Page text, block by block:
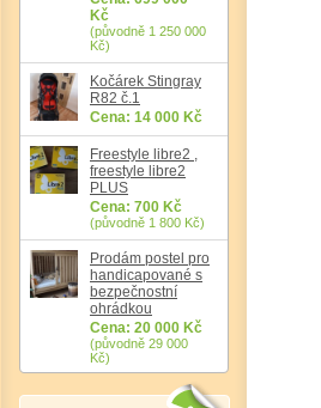
Kč
(původně 1 250 000
Kč)
Kočárek Stingray
R82 č.1
Cena: 14 000 Kč
Freestyle libre2 ,
freestyle libre2
PLUS
Cena: 700 Kč
(původně 1 800 Kč)
Prodám postel pro
handicapované s
bezpečnostní
ohrádkou
Cena: 20 000 Kč
(původně 29 000
Kč)